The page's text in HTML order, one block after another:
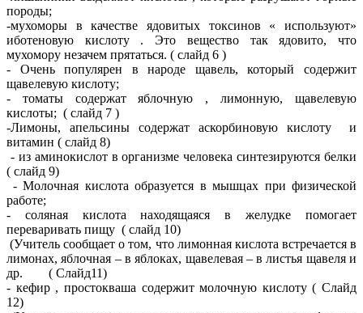
породы;
-мухоморы в качестве ядовитых токсинов « используют»
иботеновую кислоту . Это вещество так ядовито, что
мухомору незачем прятаться. ( слайд 6 )
- Очень популярен в народе щавель, который содержит
щавелевую кислоту;
- томаты содержат яблочную , лимонную, щавелевую
кислоты; ( слайд 7 )
-Лимоны, апельсины содержат аскорбиновую кислоту и
витамин ( слайд 8)
- из аминокислот в организме человека синтезируются белки
( слайд 9)
- Молочная кислота образуется в мышцах при физической
работе;
- соляная кислота находящаяся в желудке помогает
переваривать пищу ( слайд 10)
(Учитель сообщает о том, что лимонная кислота встречается в
лимонах, яблочная – в яблоках, щавелевая – в листья щавеля и
др. ( Слайд11)
- кефир , простокваша содержит молочную кислоту ( Слайд
12)